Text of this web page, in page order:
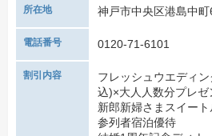
所在地 神戸市中央区港島中
電話番号 0120-71-6101
割引内容
フレッシュウエディ
込)×大人人数分プレゼ
新郎新婦さまスイー
参列者宿泊優待